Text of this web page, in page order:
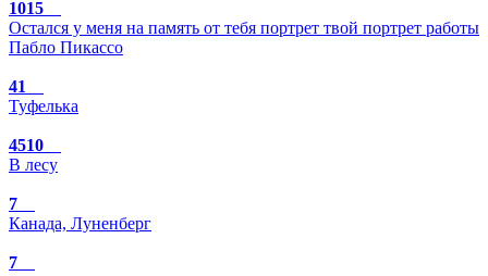
1015
Остался у меня на память от тебя портрет твой портрет работы
Пабло Пикассо
41
Туфелька
4510
В лесу
7
Канада, Луненберг
7